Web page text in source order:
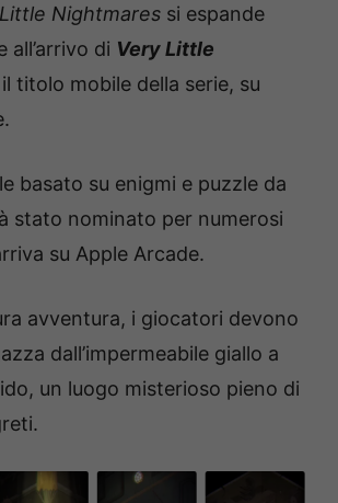
Little Nightmares si espande
all’arrivo di Very Little
il titolo mobile della serie, su
basato su enigmi e puzzle da
stato nominato per numerosi
su Apple Arcade.
avventura, i giocatori devono
dall’impermeabile giallo a
un luogo misterioso pieno di